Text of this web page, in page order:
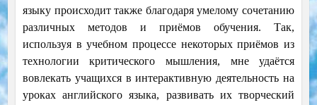
языку происходит также благодаря умелому сочетанию
различных методов и приёмов обучения. Так,
используя в учебном процессе некоторых приёмов из
технологии критического мышления, мне удаётся
вовлекать учащихся в интерактивную деятельность на
уроках английского языка, развивать их творческий